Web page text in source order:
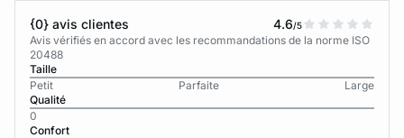
{0} avis clientes 4.6/5
Avis vérifiés en accord avec les recommandations de la norme ISO
20488
Taille
Petit
Parfaite
Large
Qualité
0
Confort